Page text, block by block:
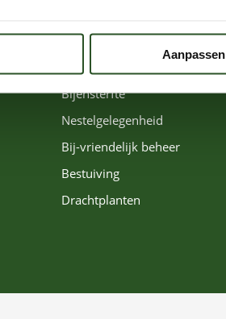
Aanpassen
Hommels
Bijensterfte
Nestelgelegenheid
Bij-vriendelijk beheer
Bestuiving
Drachtplanten